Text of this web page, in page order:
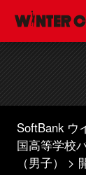
SoftBank ウ
国高等学校
（男子）